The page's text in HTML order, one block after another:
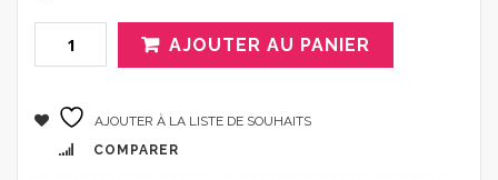
AJOUTER AU PANIER
AJOUTER À LA LISTE DE SOUHAITS
COMPARER